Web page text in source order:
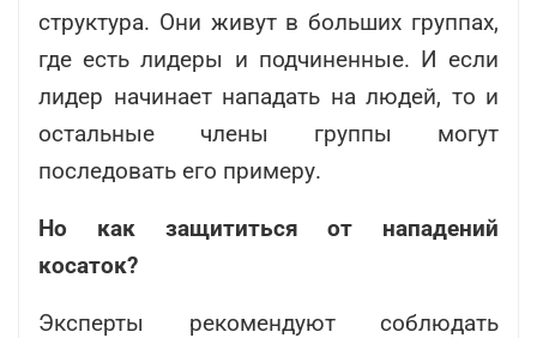
структура. Они живут в больших группах,
где есть лидеры и подчиненные. И если
лидер начинает нападать на людей, то и
остальные члены группы могут
последовать его примеру.
Но как защититься от нападений
косаток?
Эксперты рекомендуют соблюдать